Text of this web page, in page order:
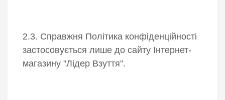
2.3. Справжня Політика конфіденційності
застосовується лише до сайту Інтернет-
магазину "Лідер Взуття".